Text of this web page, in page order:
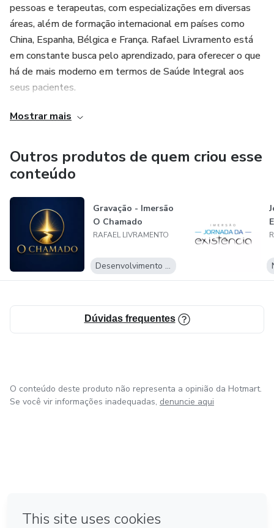
pessoas e terapeutas, com especializações em diversas
áreas, além de formação internacional em países como
China, Espanha, Bélgica e França. Rafael Livramento está
em constante busca pelo aprendizado, para oferecer o que
há de mais moderno em termos de Saúde Integral aos
seus pacientes.
“Minha missão é ser útil para o universo e para a
aprendizados, a minha sensibilidade e o respeito com o
próximo, contribuindo com muitas pessoas na libertação de
suas dores, medos e traumas.”
Mostrar mais
Outros produtos de quem criou esse
conteúdo
Gravação - Imersão
O Chamado
RAFAEL LIVRAMENTO
Desenvolvimento Pessoal
Dúvidas frequentes
O conteúdo deste produto não representa a opinião da Hotmart.
Se você vir informações inadequadas, denuncie aqui
Feito com ❤ na Cidade do México